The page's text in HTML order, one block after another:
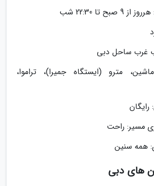
صبح تا 22:30 شب
غرب ساحل دبی
مترو (ایستگاه جمیرا)، تراموا،
مسیر: راحت
همه سنین